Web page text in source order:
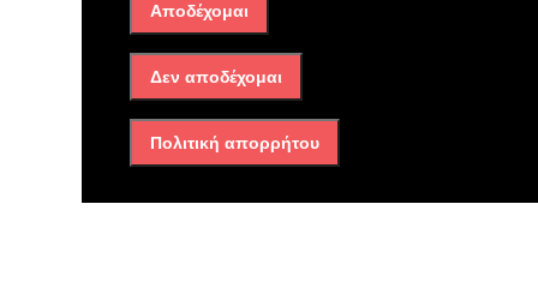
Η παρουσίαση το υπουργού Δικαιοσύνης
Κώστα Τσιάρα
Αποδέχομαι
Δεν αποδέχομαι
Πολιτική απορρήτου